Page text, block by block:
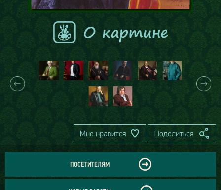
Мне нравится Поделиться
ПОСЕТИТЕЛЯМ